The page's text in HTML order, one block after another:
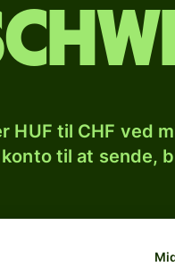
HUF til CHF ved
til at sende,